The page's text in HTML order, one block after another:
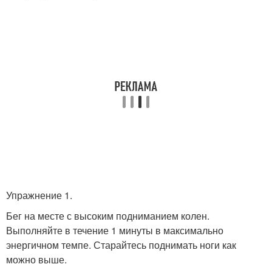
Упражнение 1.
Бег на месте с высоким подниманием колен.
Выполняйте в течение 1 минуты в максимально
энергичном темпе. Старайтесь поднимать ноги как
можно выше.